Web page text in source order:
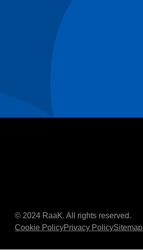
© 2024 RaaK. All rights reserved.
Cookie PolicyPrivacy PolicySitemap